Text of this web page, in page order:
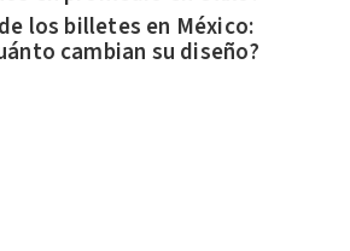
los billetes en México:
cambian su diseño?